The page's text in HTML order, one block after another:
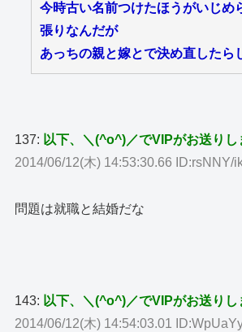
今時古い名前つけたほうがいじめ
張りなんだが
あっちの親と嫁とで決め直したら
137: 以下、＼(^o^)／でVIPがお送りし
2014/06/12(木) 14:53:30.66 ID:rsNNY/
問題は就職と結婚だな
143: 以下、＼(^o^)／でVIPがお送りし
2014/06/12(木) 14:54:03.01